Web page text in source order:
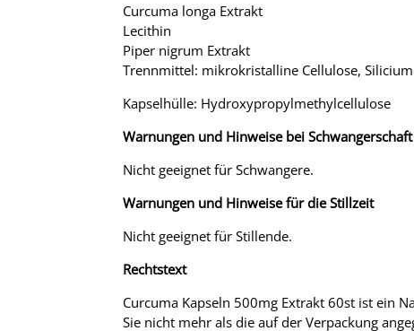
Curcuma longa Extrakt
Lecithin
Piper nigrum Extrakt
Trennmittel: mikrokristalline Cellulose,
Kapselhülle: Hydroxypropylmethylcellulose
Warnungen und Hinweise bei Schwangerschaft
Nicht geeignet für Schwangere.
Warnungen und Hinweise für die Stillzeit
Nicht geeignet für Stillende.
Rechtstext
Curcuma Kapseln 500mg Extrakt 60st ist ein
Sie nicht mehr als die auf der Verpackung